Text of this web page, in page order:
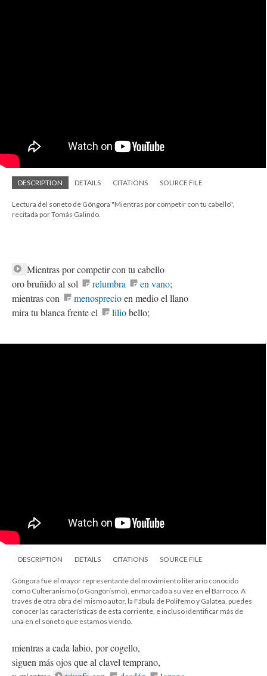
DESCRIPTION DETAILS CITATIONS SOURCE FILE
Lectura del soneto de Góngora "Mientras por competir con tu cabello",
recitada por Tomás Galindo.
Mientras por competir con tu cabello
oro bruñido al sol
relumbra en vano;
mientras con
menosprecioen medio el llano
mira tu blanca frente el
liliobello;
DESCRIPTION DETAILS CITATIONS SOURCE FILE
Góngora fue el mayor representante del movimiento literario conocido
como Culteranismo (o Gongorismo), enmarcado a su vez en el Barroco. A
través de otra obra del mismo autor, la Fábula de Polifemo y Galatea, puedes
conocer las características de esta corriente, e incluso identificar más de
una en el soneto que estamos viendo.
mientras a cada labio, por cogello,
siguen más ojos que al clavel temprano,